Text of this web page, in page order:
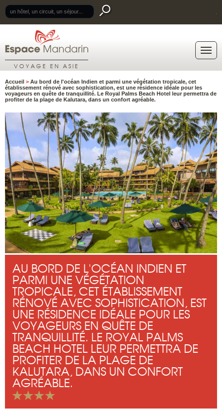
VOYAGE EN ASIE
Accueil > Au bord de l'océan Indien et parmi une végétation tropicale, cet
établissement rénové avec sophistication, est une résidence idéale pour les
voyageurs en quête de tranquillité. Le Royal Palms Beach Hotel leur permettra de
profiter de la plage de Kalutara, dans un confort agréable.
AU BORD DE L'OCÉAN INDIEN ET
PARMI UNE VÉGÉTATION
TROPICALE, CET ÉTABLISSEMENT
RÉNOVÉ AVEC SOPHISTICATION, EST
UNE RÉSIDENCE IDÉALE POUR LES
VOYAGEURS EN QUÊTE DE
TRANQUILLITÉ. LE ROYAL PALMS
BEACH HOTEL LEUR PERMETTRA DE
PROFITER DE LA PLAGE DE
KALUTARA, DANS UN CONFORT
AGRÉABLE.